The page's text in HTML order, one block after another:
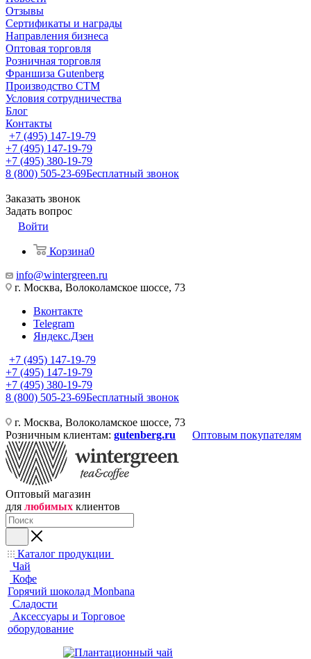
Отзывы
Сертификаты и награды
Направления бизнеса
Оптовая торговля
Розничная торговля
Франшиза Gutenberg
Производство СТМ
Условия сотрудничества
Блог
Контакты
+7 (495) 147-19-79
+7 (495) 147-19-79
+7 (495) 380-19-79
8 (800) 505-23-69Бесплатный звонок
Заказать звонок
Задать вопрос
Войти
Корзина0
info@wintergreen.ru
г. Москва, Волоколамское шоссе, 73
Вконтакте
Telegram
Яндекс.Дзен
+7 (495) 147-19-79
+7 (495) 147-19-79
+7 (495) 380-19-79
8 (800) 505-23-69Бесплатный звонок
г. Москва, Волоколамское шоссе, 73
Розничным клиентам: gutenberg.ru Оптовым покупателям
Оптовый магазин
для любимых клиентов
Каталог продукции
Чай
Кофе
Горячий шоколад Monbana
Сладости
Аксессуары и Торговое
оборудование